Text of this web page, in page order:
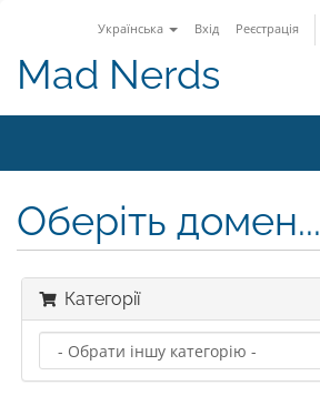
Українська Вхід Реєстрація
Mad Nerds
Оберіть домен...
Категорії